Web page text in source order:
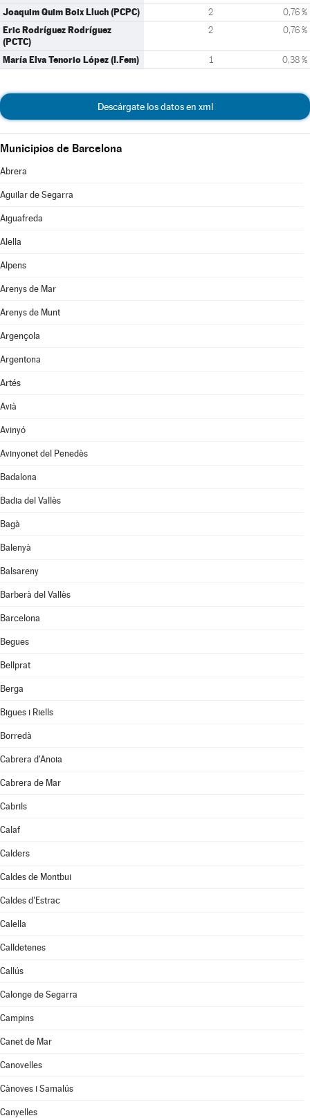
Joaquim Quim Boix Lluch (PCPC) 2 0,76 %
Eric Rodríguez Rodríguez
(PCTC)
2 0,76 %
María Elva Tenorio López (I.Fem) 1 0,38 %
Descárgate los datos en xml
Municipios de Barcelona
Abrera
Aguilar de Segarra
Aiguafreda
Alella
Alpens
Arenys de Mar
Arenys de Munt
Argençola
Argentona
Artés
Avià
Avinyó
Avinyonet del Penedès
Badalona
Badia del Vallès
Bagà
Balenyà
Balsareny
Barberà del Vallès
Barcelona
Begues
Bellprat
Berga
Bigues i Riells
Borredà
Cabrera d'Anoia
Cabrera de Mar
Cabrils
Calaf
Calders
Caldes de Montbui
Caldes d'Estrac
Calella
Calldetenes
Callús
Calonge de Segarra
Campins
Canet de Mar
Canovelles
Cànoves i Samalús
Canyelles